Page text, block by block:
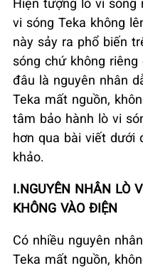
vi sóng Teka không
này sảy ra phổ biến
sóng chứ không
đâu là nguyên nhân
Teka mất nguồn,
tâm bảo hành lò vi
hơn qua bài viết dưới
khảo.
I.NGUYÊN NHÂN LÒ
KHÔNG VÀO ĐIỆN
Có nhiều nguyên
Teka mất nguồn,